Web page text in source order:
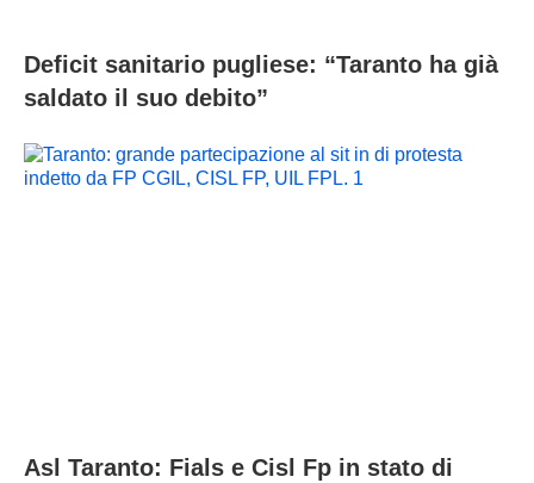
Deficit sanitario pugliese: “Taranto ha già
saldato il suo debito”
Asl Taranto: Fials e Cisl Fp in stato di